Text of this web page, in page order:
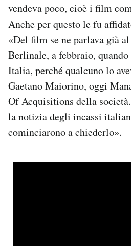
vendeva poco, cioè i film
Anche per questo le fu
«Del film se ne parlava già
Berlinale, a febbraio,
Italia, perché qualcuno lo
Gaetano Maiorino, oggi
Of Acquisitions della
la notizia degli incassi
cominciarono a chiederlo».